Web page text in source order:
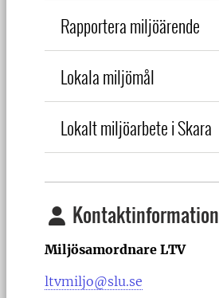
Rapportera miljöärende
Lokala miljömål
Lokalt miljöarbete i Skara
Kontaktinformation
Miljösamordnare LTV
ltvmiljo@slu.se